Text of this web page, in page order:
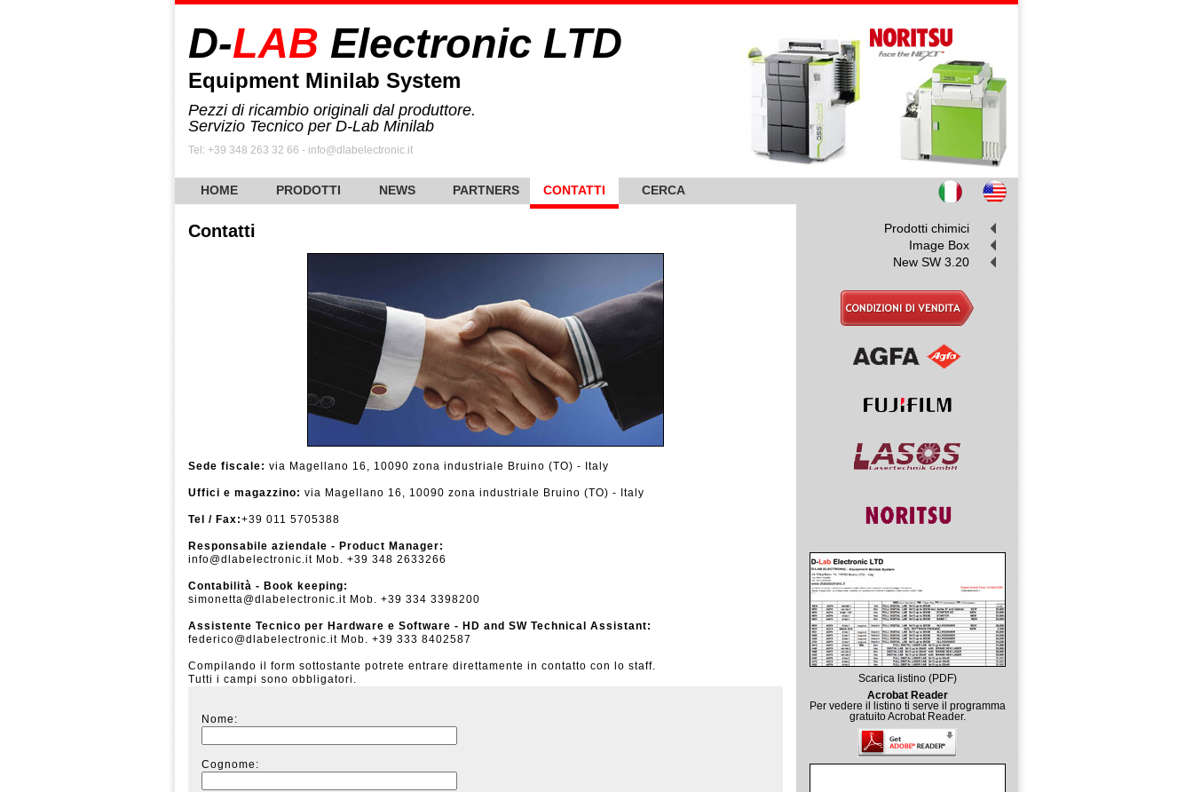
D-LAB Electronic LTD
Equipment Minilab System
Pezzi di ricambio originali dal produttore.
Servizio Tecnico per D-Lab Minilab
Tel: +39 348 263 32 66 - info@dlabelectronic.it
HOME PRODOTTI NEWS PARTNERS CONTATTI CERCA
Contatti
Sede fiscale: via Magellano 16, 10090 zona industriale Bruino (TO) - Italy
Uffici e magazzino: via Magellano 16, 10090 zona industriale Bruino (TO) - Italy
Tel / Fax:+39 011 5705388
Responsabile aziendale - Product Manager:
info@dlabelectronic.it Mob. +39 348 2633266
Contabilità - Book keeping:
simonetta@dlabelectronic.it Mob. +39 334 3398200
Assistente Tecnico per Hardware e Software - HD and SW Technical Assistant:
federico@dlabelectronic.it Mob. +39 333 8402587
Compilando il form sottostante potrete entrare direttamente in contatto con lo staff.
Tutti i campi sono obbligatori.
Nome:
Cognome:
Prodotti chimici
Image Box
New SW 3.20
Scarica listino (PDF)
Acrobat Reader
Per vedere il listino ti serve il programma
gratuito Acrobat Reader.